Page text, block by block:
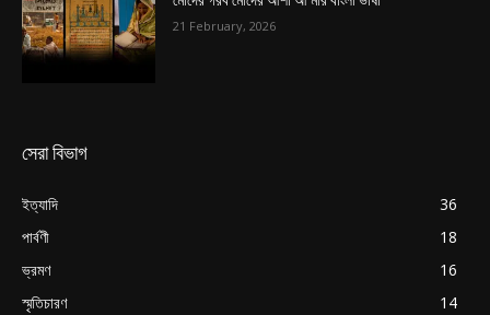
21 February, 2026
সেরা বিভাগ
ইত্যাদি
36
পার্বণী
18
ভ্রমণ
16
স্মৃতিচারণ
14